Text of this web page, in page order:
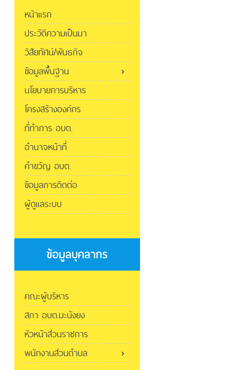
หน้าแรก
ประวัติความเป็นมา
วิสัยทัศน์/พันธกิจ
ข้อมูลพื้นฐาน
นโยบายการบริหาร
โครงสร้างองค์กร
ที่ทำการ อบต.
อำนาจหน้าที่
คำขวัญ อบต.
ข้อมูลการติดต่อ
ผู้ดูแลระบบ
ข้อมูลบุคลากร
คณะผู้บริหาร
สภา อบต.มะนังยง
หัวหน้าส่วนราชการ
พนักงานส่วนตำบล